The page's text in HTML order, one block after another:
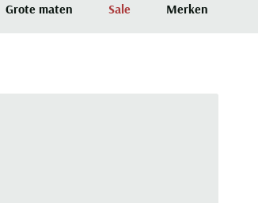
Grote maten Sale Merken